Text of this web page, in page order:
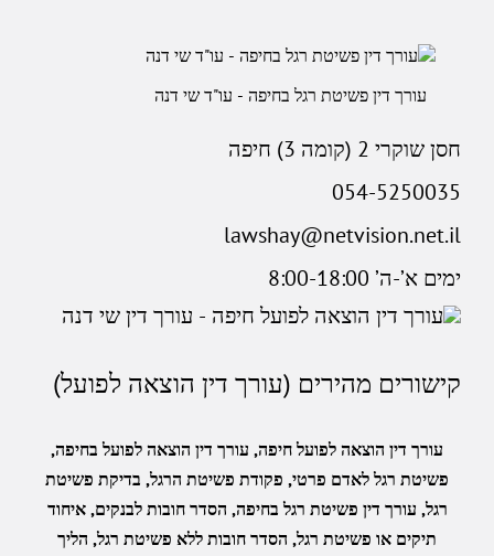
עורך דין פשיטת רגל בחיפה - עו"ד שי דנה
חסן שוקרי 2 (קומה 3) חיפה
054-5250035
lawshay@netvision.net.il
ימים א’-ה’ 8:00-18:00
קישורים מהירים (עורך דין הוצאה לפועל)
עורך דין הוצאה לפועל חיפה, עורך דין הוצאה לפועל בחיפה,
פשיטת רגל לאדם פרטי, פקודת פשיטת הרגל, בדיקת פשיטת
רגל, עורך דין פשיטת רגל בחיפה, הסדר חובות לבנקים,איחוד
תיקים או פשיטת רגל, הסדר חובות ללא פשיטת רגל, הליך